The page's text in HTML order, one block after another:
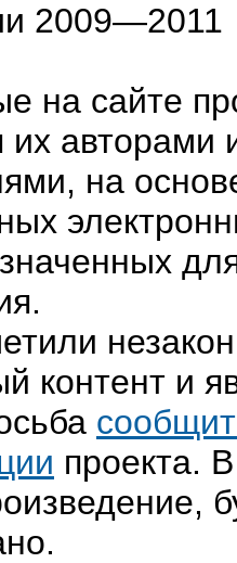
2009—2011
на сайте
их авторами
на
контент и
проекта.